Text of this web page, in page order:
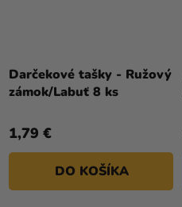
Darčekové tašky - Ružový
zámok/Labuť 8 ks
1,79 €
DO KOŠÍKA